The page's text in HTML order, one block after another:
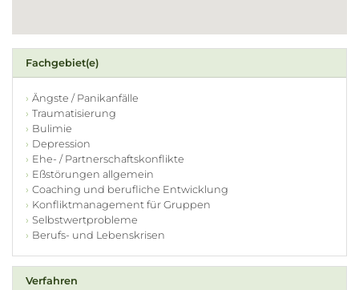
Fachgebiet(e)
Ängste / Panikanfälle
Traumatisierung
Bulimie
Depression
Ehe- / Partnerschaftskonflikte
Eßstörungen allgemein
Coaching und berufliche Entwicklung
Konfliktmanagement für Gruppen
Selbstwertprobleme
Berufs- und Lebenskrisen
Verfahren